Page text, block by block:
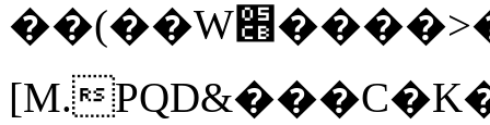
��(��W׋����>��O>�d�%Y�@�@ڻ<�z{rc&׻��z�����AeK�^�����������˩t��=x~
[M.